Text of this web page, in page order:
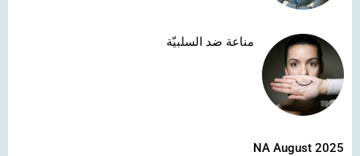
مناعة ضد السلبيّة
NA August 2025